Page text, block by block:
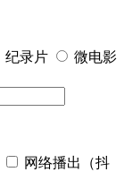
纪录片
微电影
网络播出（抖